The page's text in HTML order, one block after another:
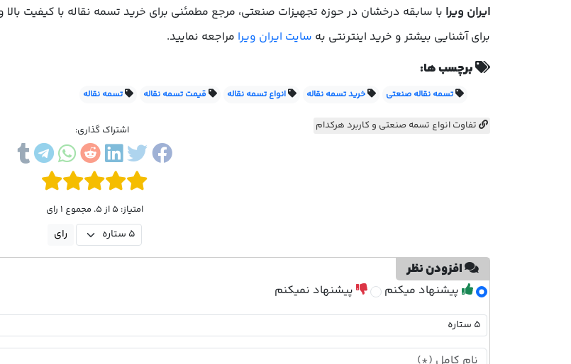
ایران ویرا با سابقه درخشان در حوزه تجهیزات صنعتی، مرجع مطمئنی برای خرید تسمه نقاله با کیفیت
برای آشنایی بیشتر و خرید اینترنتی به سایت ایران ویرا مراجعه نمایید.
برچسب ها:
تسمه نقاله صنعتی خرید تسمه نقاله انواع تسمه نقاله قیمت تسمه نقاله تسمه نقاله
تفاوت انواع تسمه صنعتی و کاربرد هرکدام اشتراک گذاری:
امتیاز: 5 از 5. مجموع 1 رای
افزودن نظر
پیشنهاد میکنم پیشنهاد نمیکنم